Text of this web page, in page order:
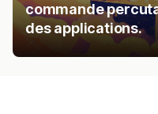
commande
des applications.